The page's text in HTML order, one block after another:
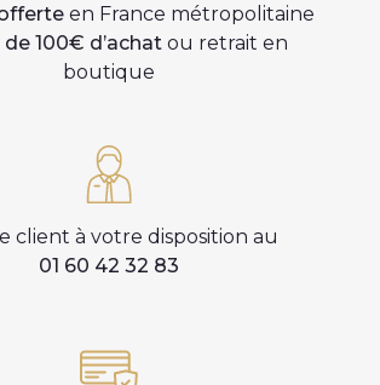
en France métropolitaine
100€ d’achat ou retrait en
boutique
client à votre disposition au
01 60 42 32 83